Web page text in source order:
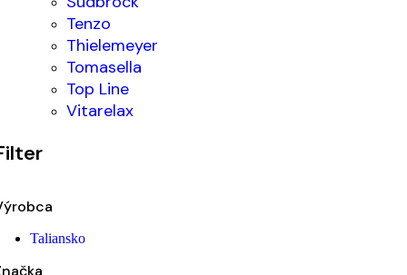
Tenzo
Thielemeyer
Tomasella
Top Line
Vitarelax
Taliansko